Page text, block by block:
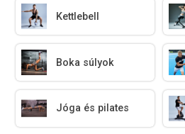
Kettlebell
Boka súlyok
Jóga és pilates